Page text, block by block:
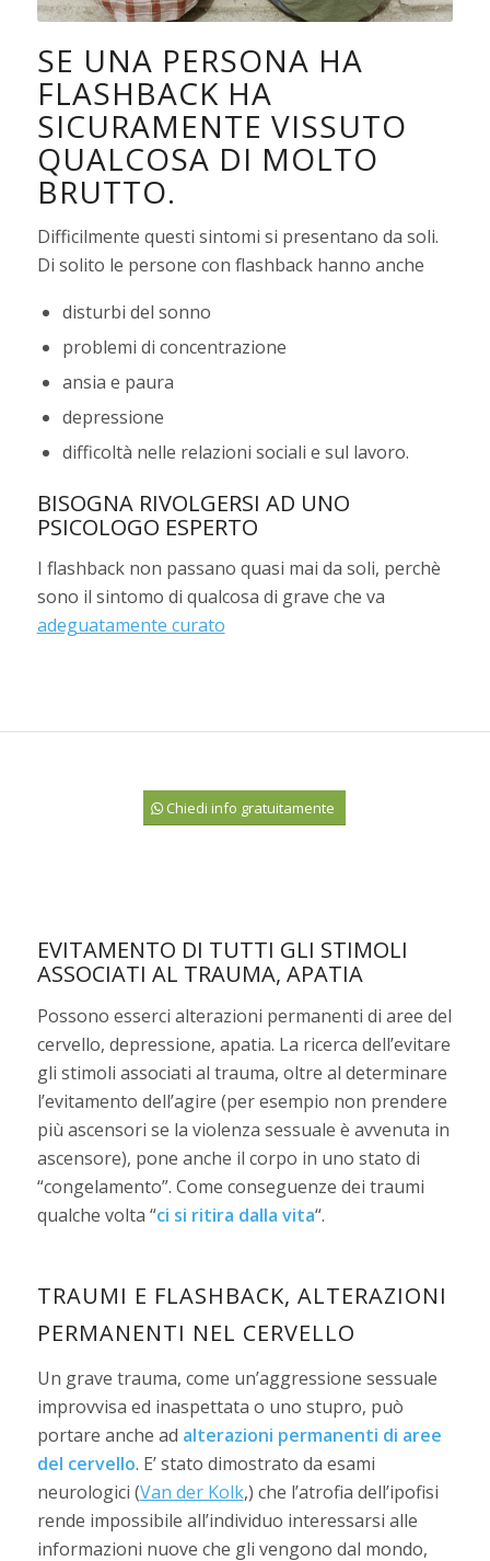
SE UNA PERSONA HA
FLASHBACK HA
SICURAMENTE VISSUTO
QUALCOSA DI MOLTO
BRUTTO.
Difficilmente questi sintomi si presentano da soli.
Di solito le persone con flashback hanno anche
disturbi del sonno
problemi di concentrazione
ansia e paura
depressione
difficoltà nelle relazioni sociali e sul lavoro.
BISOGNA RIVOLGERSI AD UNO
PSICOLOGO ESPERTO
I flashback non passano quasi mai da soli, perchè
sono il sintomo di qualcosa di grave che va
adeguatamente curato
Chiedi info gratuitamente
EVITAMENTO DI TUTTI GLI STIMOLI
ASSOCIATI AL TRAUMA, APATIA
Possono esserci alterazioni permanenti di aree del
cervello, depressione, apatia. La ricerca dell’evitare
gli stimoli associati al trauma, oltre al determinare
l’evitamento dell’agire (per esempio non prendere
più ascensori se la violenza sessuale è avvenuta in
ascensore), pone anche il corpo in uno stato di
“congelamento”. Come conseguenze dei traumi
qualche volta “ci si ritira dalla vita“.
TRAUMI E FLASHBACK, ALTERAZIONI
PERMANENTI NEL CERVELLO
Un grave trauma, come un’aggressione sessuale
improvvisa ed inaspettata o uno stupro, può
portare anche ad alterazioni permanenti di aree
del cervello. E’ stato dimostrato da esami
neurologici (Van der Kolk,) che l’atrofia dell’ipofisi
rende impossibile all’individuo interessarsi alle
informazioni nuove che gli vengono dal mondo,